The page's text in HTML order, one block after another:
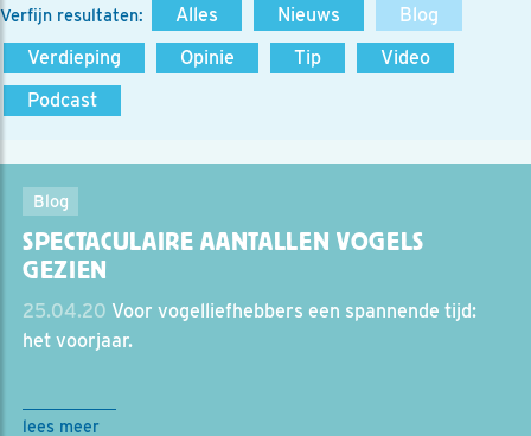
Verfijn resultaten: Alles Nieuws
Blog
Verdieping
Opinie Tip
Video
Podcast
Blog
SPECTACULAIRE AANTALLEN VOGELS
GEZIEN
25.04.20 Voor vogelliefhebbers een spannende tijd:
het voorjaar.
lees meer